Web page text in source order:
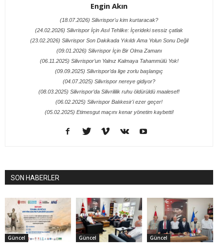
Engin Akın
(18.07.2026) Silivrispor'u kim kurtaracak?
(24.02.2026) Silivrispor İçin Asıl Tehlike: İçerideki sessiz çatlak
(23.02.2026) Silivrispor Son Dakikada Yıkıldı Ama Yolun Sonu Değil
(09.01.2026) Silivrispor İçin Bir Olma Zamanı
(06.11.2025) Silivrispor’un Yalnız Kalmaya Tahammülü Yok!
(09.09.2025) Silivrispor’da lige zorlu başlangıç
(04.07.2025) Silivrispor nereye gidiyor?
(08.03.2025) Silivrispor’da Silivrililik ruhu öldürüldü maalesef!
(06.02.2025) Silivrispor Balıkesir'i ezer geçer!
(05.02.2025) Etimesgut maçını kenar yönetim kaybetti!
SON HABERLER
Güncel Güncel Güncel